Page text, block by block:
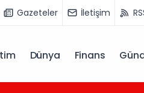
Gazeteler İletişim
Dünya Finans